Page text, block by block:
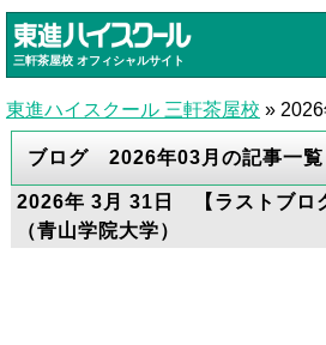
三軒茶屋校 オフィシャルサイト
東進ハイスクール 三軒茶屋校 » 2026
ブログ 2026年03月の記事一覧
2026年 3月 31日 【ラストブロ
（青山学院大学）